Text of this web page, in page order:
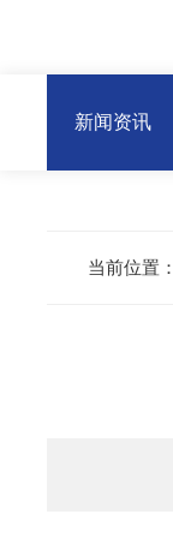
新闻资讯
当前位置：